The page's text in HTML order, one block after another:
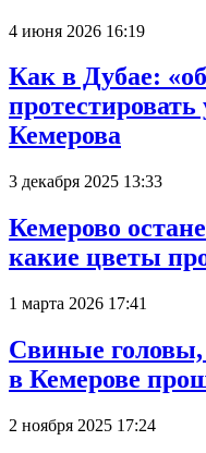
4 июня 2026 16:19
Как в Дубае:
Кемерова
3 декабря 2025 13:33
Кемерово
какие цветы
1 марта 2026 17:41
Свиные головы,
в Кемерове
2 ноября 2025 17:24